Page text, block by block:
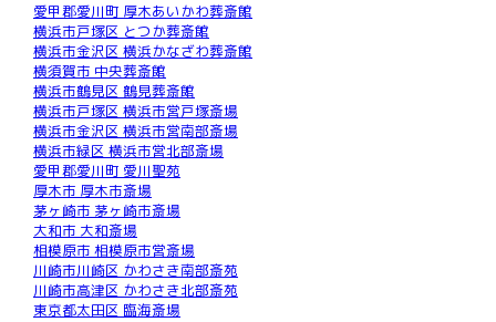
愛甲郡愛川町 厚木あいかわ葬斎館
横浜市戸塚区 とつか葬斎館
横浜市金沢区 横浜かなざわ葬斎館
横須賀市 中央葬斎館
横浜市鶴見区 鶴見葬斎館
横浜市戸塚区 横浜市営戸塚斎場
横浜市金沢区 横浜市営南部斎場
横浜市緑区 横浜市営北部斎場
愛甲郡愛川町 愛川聖苑
厚木市 厚木市斎場
茅ヶ崎市 茅ヶ崎市斎場
大和市 大和斎場
相模原市 相模原市営斎場
川崎市川崎区 かわさき南部斎苑
川崎市高津区 かわさき北部斎苑
東京都太田区 臨海斎場